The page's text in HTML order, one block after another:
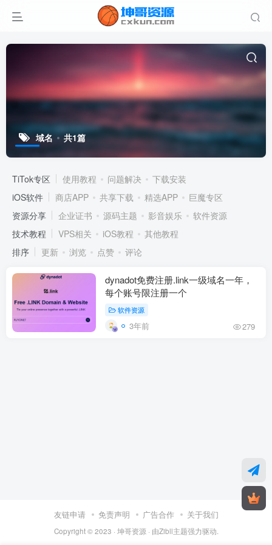
域名 共1篇
TiTok专区 使用教程 问题解决
下载安装
iOS软件
商店APP 共享下载 精选APP
巨魔专区
资源分享
企业证书 源码主题 影音娱乐
软件资源
技术教程
VPS相关 iOS教程
其他教程
排序
更新 浏览 点赞 评论
dynadot免费注册.link一级域名一年，
每个账号限注册一个
软件资源
3年前 279
友链申请 免责声明 广告合作 关于我们
Copyright © 2023 · 坤哥资源 · 由Zibll主题强力驱动.